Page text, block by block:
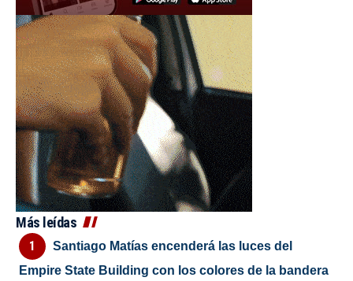
Más leídas
Santiago Matías encenderá las luces del
Empire State Building con los colores de la bandera